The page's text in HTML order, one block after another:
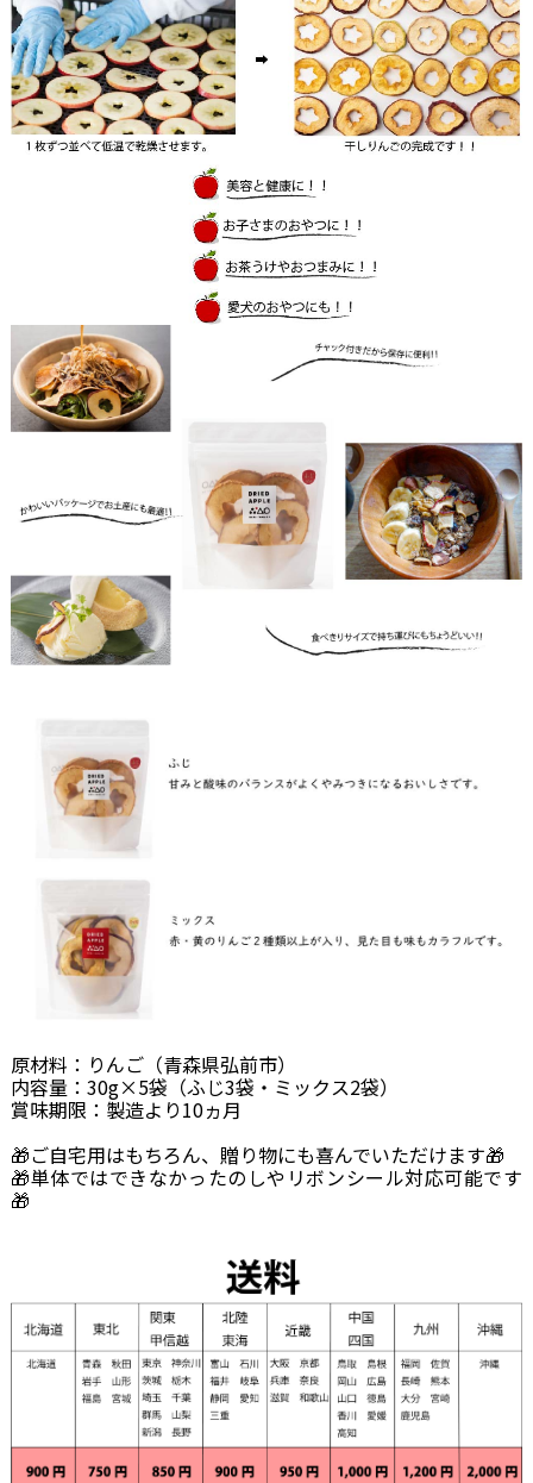
原材料：りんご（青森県弘前市）
内容量：30g×5袋（ふじ3袋・ミックス2袋）
賞味期限：製造より10ヵ月
🎁ご自宅用はもちろん、贈り物にも喜んでいただけます🎁
🎁単体ではできなかったのしやリボンシール対応可能です
🎁